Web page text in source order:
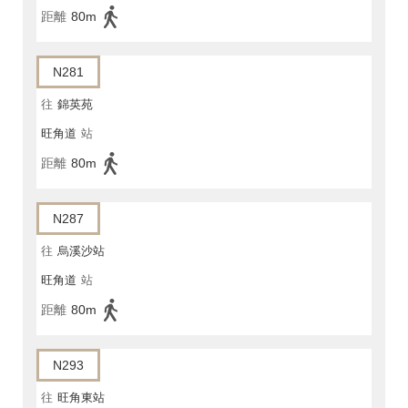
距離 80m
N281
往 錦英苑
旺角道 站
距離 80m
N287
往 烏溪沙站
旺角道 站
距離 80m
N293
往 旺角東站